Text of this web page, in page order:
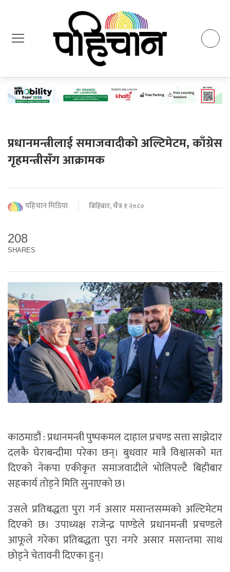
प्रधानमन्त्रीलाई समाजवादीको अल्टिमेटम, काँग्रेस
गृहमन्त्रीसँग आक्रामक
पहिचान मिडिया बिहिबार, चैत्र १ २०८०
208
SHARES
काठमाडौं : प्रधानमन्त्री पुष्पकमल दाहाल प्रचण्ड सत्ता साझेदार
दलकै घेराबन्दीमा परेका छन्। बुधवार मात्रै विश्वासको मत
दिएको नेकपा एकीकृत समाजवादीले भोलिपल्टै बिहीबार
सहकार्य तोड्ने मिति सुनाएको छ।
उसले प्रतिबद्धता पुरा गर्न असार मसान्तसम्मको अल्टिमेटम
दिएको छ। उपाध्यक्ष राजेन्द्र पाण्डेले प्रधानमन्त्री प्रचण्डले
आफूले गरेका प्रतिबद्धता पुरा नगरे असार मसान्तमा साथ
छोड्ने चेतावनी दिएका हुन्।